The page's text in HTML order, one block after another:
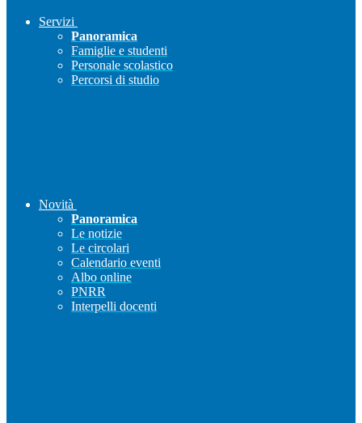
Servizi
Panoramica
Famiglie e studenti
Personale scolastico
Percorsi di studio
Novità
Panoramica
Le notizie
Le circolari
Calendario eventi
Albo online
PNRR
Interpelli docenti